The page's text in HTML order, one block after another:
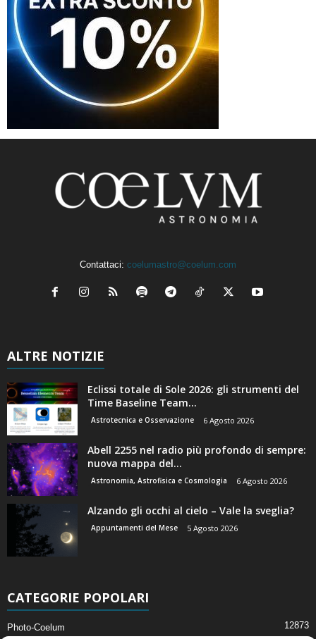
Contattaci: coelumastro@coelum.com
ALTRE NOTIZIE
Eclissi totale di Sole 2026: gli strumenti del
Time Baseline Team...
Astrotecnica e Osservazione 6 Agosto 2026
Abell 2255 nel radio più profondo di sempre:
nuova mappa del...
Astronomia, Astrofisica e Cosmologia 6 Agosto 2026
Alzando gli occhi al cielo – Vale la sveglia?
Appuntamenti del Mese 5 Agosto 2026
CATEGORIE POPOLARI
Photo-Coelum 12873